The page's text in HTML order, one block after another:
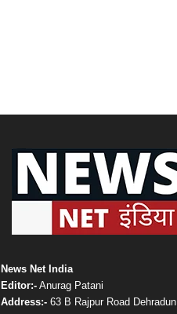
News Net India
Editor:-Anurag Patani
Address:-63 B Rajpur Road Dehradun,